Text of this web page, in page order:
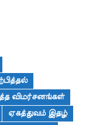
விமர்சனங்கள்
ஏகத்துவம் இதழ்